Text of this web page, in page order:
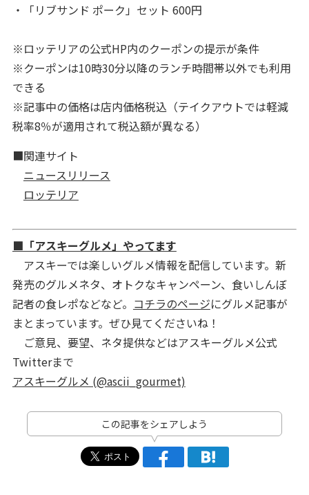
・「リブサンド ポーク」セット 600円
※ロッテリアの公式HP内のクーポンの提示が条件
※クーポンは10時30分以降のランチ時間帯以外でも利用
できる
※記事中の価格は店内価格税込（テイクアウトでは軽減
税率8％が適用されて税込額が異なる）
■関連サイト
ニュースリリース
ロッテリア
■「アスキーグルメ」やってます
アスキーでは楽しいグルメ情報を配信しています。新
発売のグルメネタ、オトクなキャンペーン、食いしんぼ
記者の食レポなどなど。 コチラのページにグルメ記事が
まとまっています。ぜひ見てくださいね！
ご意見、要望、ネタ提供などはアスキーグルメ公式
Twitterまで
アスキーグルメ (@ascii_gourmet)
この記事をシェアしよう